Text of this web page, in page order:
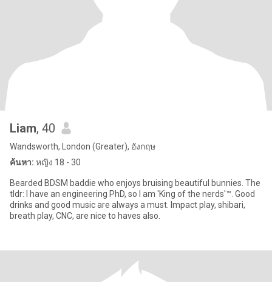
Liam, 40
Wandsworth, London (Greater), อังกฤษ
ค้นหา: หญิง 18 - 30
Bearded BDSM baddie who enjoys bruising beautiful bunnies. The
tldr: I have an engineering PhD, so I am 'King of the nerds'™. Good
drinks and good music are always a must. Impact play, shibari,
breath play, CNC, are nice to haves also.